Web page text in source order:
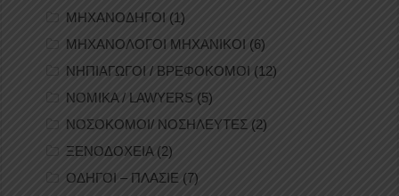
ΜΗΧΑΝΟΔΗΓΟΙ (1)
ΜΗΧΑΝΟΛΟΓΟΙ ΜΗΧΑΝΙΚΟΙ (6)
ΝΗΠΙΑΓΩΓΟΙ / ΒΡΕΦΟΚΟΜΟΙ (12)
ΝΟΜΙΚΑ / LAWYERS (5)
ΝΟΣΟΚΟΜΟΙ/ ΝΟΣΗΛΕΥΤΕΣ (2)
ΞΕΝΟΔΟΧΕΙΑ (2)
ΟΔΗΓΟΙ – ΠΛΑΣΙΕ (7)